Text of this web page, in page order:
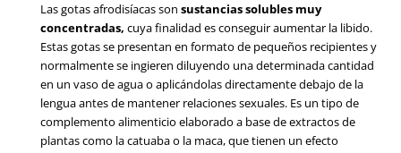
Las gotas afrodisíacas son sustancias solubles muy
concentradas, cuya finalidad es conseguir aumentar la libido.
Estas gotas se presentan en formato de pequeños recipientes y
normalmente se ingieren diluyendo una determinada cantidad
en un vaso de agua o aplicándolas directamente debajo de la
lengua antes de mantener relaciones sexuales. Es un tipo de
complemento alimenticio elaborado a base de extractos de
plantas como la catuaba o la maca, que tienen un efecto